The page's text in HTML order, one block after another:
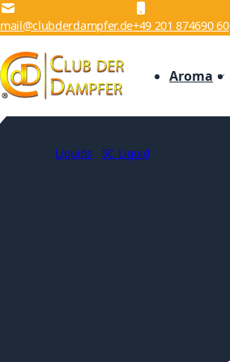
Zum Inhalt springen
mail@clubderdampfer.de+49 201 874690 60
Aroma
Liquids SC Liquid